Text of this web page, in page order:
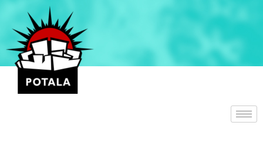
Přeskočit
obsah